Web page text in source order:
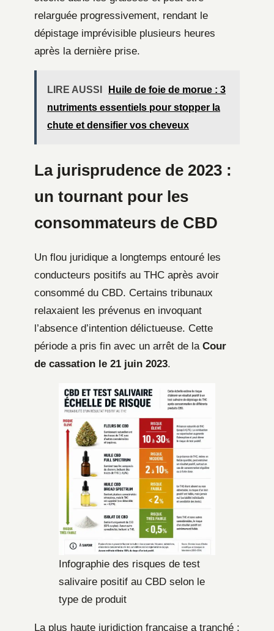
relarguée progressivement, rendant le
dépistage imprévisible plusieurs heures
après la dernière prise.
LIRE AUSSI
Huile de foie de morue : 3
nutriments essentiels pour stopper la
chute et densifier vos cheveux
La jurisprudence de 2023 :
un tournant pour les
consommateurs de CBD
Un flou juridique a longtemps entouré les
conducteurs positifs au THC après avoir
consommé du CBD. Certains tribunaux
relaxaient les prévenus en invoquant
l’absence d’intention délictueuse. Cette
période a pris fin avec un arrêt de la Cour
de cassation le 21 juin 2023.
Infographie des risques de test
salivaire positif au CBD selon le
type de produit
La plus haute juridiction française a tranché :